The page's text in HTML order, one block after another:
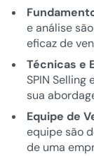
e análise
eficaz de
Técnicas e
SPIN
sua
Equipe de
equipe são
de uma